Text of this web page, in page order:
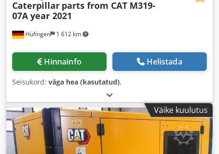
Hüfingen 1 612 km
Caterpillar parts from CAT M319-
07A year 2021
Hinnainfo Helistada
Seisukord: väga hea (kasutatud),
Väike kuulutus